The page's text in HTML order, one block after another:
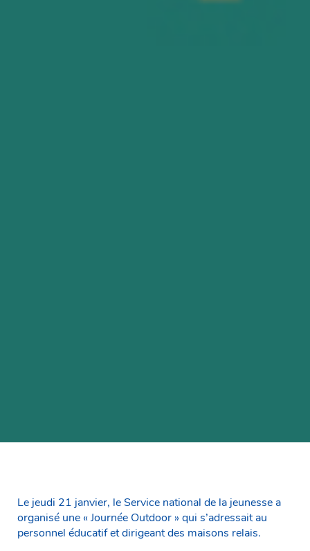
Le jeudi 21 janvier, le Service national de la jeunesse a
organisé une « Journée Outdoor » qui s’adressait au
personnel éducatif et dirigeant des maisons relais.